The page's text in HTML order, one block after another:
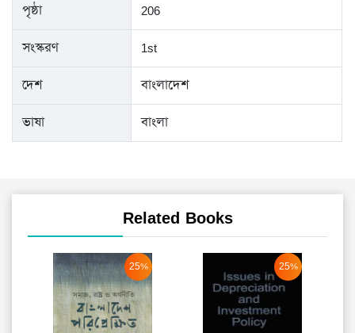
পৃষ্ঠা 206
সংস্করণ 1st
দেশ বাংলাদেশ
ভাষা বাংলা
Related Books
25% 25%